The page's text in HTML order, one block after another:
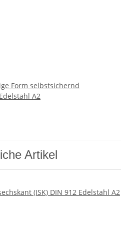
Form selbstsichernd
A2
Artikel